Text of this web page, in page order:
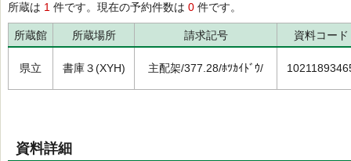
所蔵は 1 件です。現在の予約件数は 0 件です。
所蔵館 所蔵場所 請求記号 資料コード
県立 書庫３(XYH) 主配架/377.28/ﾎﾂｶｲﾄﾞｳ/
資料詳細